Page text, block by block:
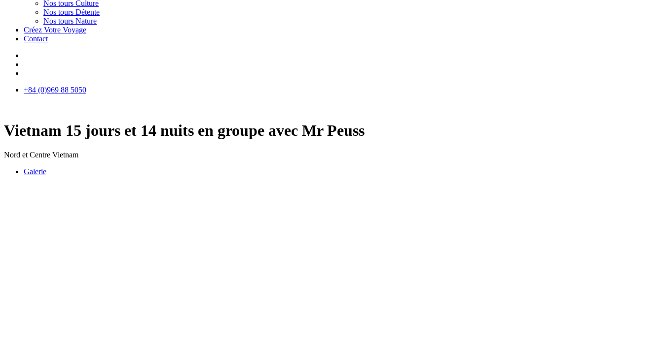
Nos tours Culture
Nos tours Détente
Nos tours Nature
Créez Votre Voyage
Contact
+84 (0)969 88 5050
Vietnam 15 jours et 14 nuits en groupe avec Mr Peuss
Nord et Centre Vietnam
Galerie